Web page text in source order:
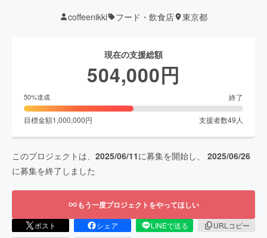
coffeenikki フード・飲食店 東京都
現在の支援総額
504,000円
50%達成 終了
目標金額1,000,000円 支援者数49 人
このプロジェクトは、 2025/06/11に募集を開始し、 2025/06/26
に募集を終了しました
もう一度プロジェクトをやってほしい
ポスト シェア LINEで送る
URLコピー